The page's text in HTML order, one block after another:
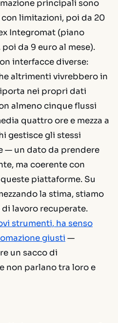
principali sono
limitazioni, poi da 20
Integromat (piano
da 9 euro al mese).
interfacce diverse:
altrimenti vivrebbero in
nei propri dati
almeno cinque flussi
quattro ore e mezza a
gestisce gli stessi
— un dato da prendere
ma coerente con
piattaforme. Su
la stima, stiamo
lavoro recuperate.
strumenti, ha senso
giusti —
un sacco di
non parlano tra loro e